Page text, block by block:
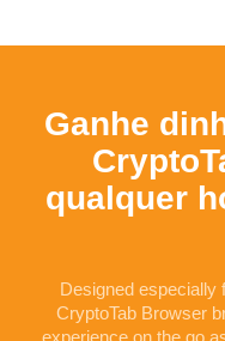
Ganhe
qualquer
Designed especially
CryptoTab Browser
experience on the go